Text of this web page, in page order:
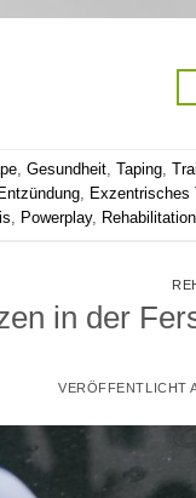
, Gesundheit, Taping,
Entzündung, Exzentrisches
, Powerplay, Rehabilitation
in der
VERÖFFENTLICHT